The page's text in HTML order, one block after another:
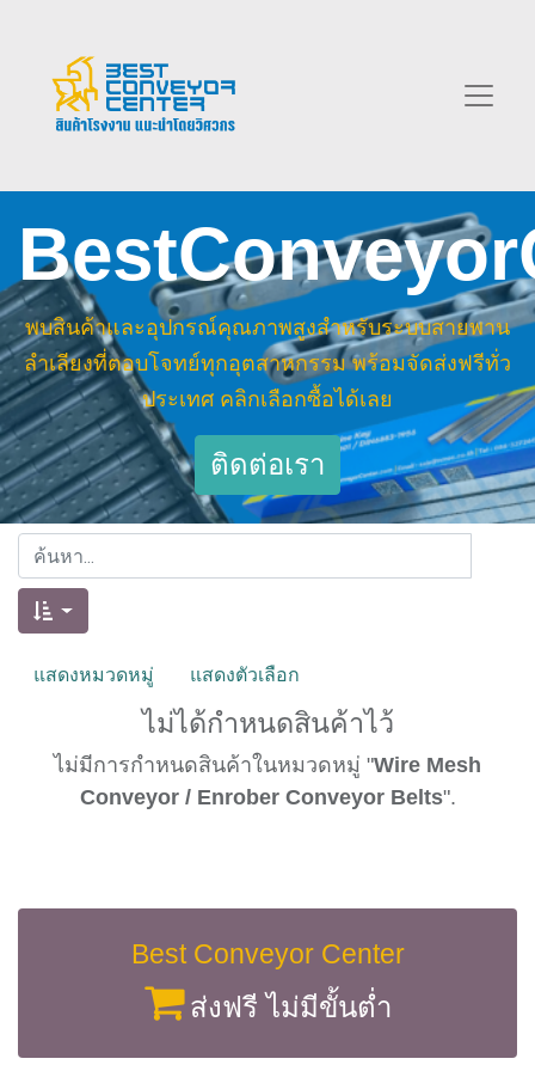
พบสินค้าและอุปกรณ์คุณภาพสูงสำหรับระบบสายพาน
ลำเลียงที่ตอบโจทย์ทุกอุตสาหกรรม พร้อมจัดส่งฟรีทั่ว
ประเทศ คลิกเลือกซื้อได้เลย
ติดต่อเรา
แสดงหมวดหมู่ แสดงตัวเลือก
ไม่ได้กำหนดสินค้าไว้
ไม่มีการกำหนดสินค้าในหมวดหมู่ "Wire Mesh
Conveyor / Enrober Conveyor Belts".
Best Conveyor Center
ส่งฟรี ไม่มีขั้นต่ำ